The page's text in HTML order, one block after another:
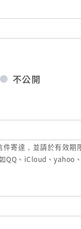
不公開
寄達，並請於有效
QQ、iCloud、yahoo